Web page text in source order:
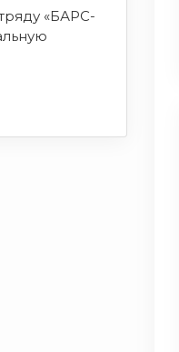
«БАРС-